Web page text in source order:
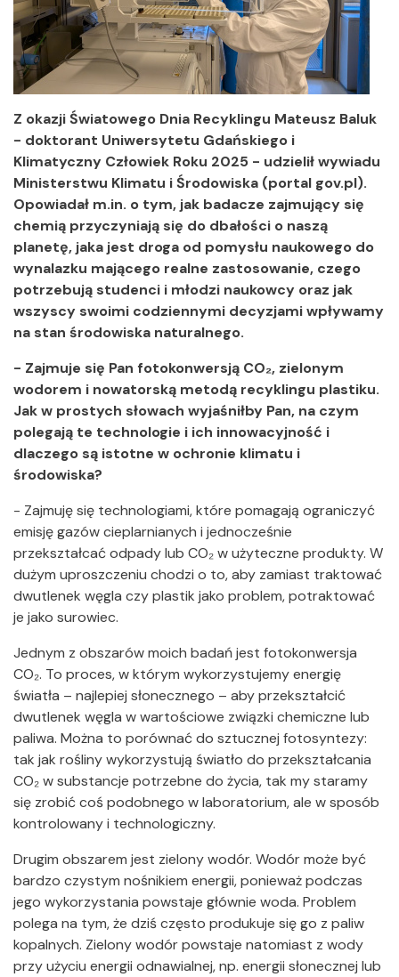
Z okazji Światowego Dnia Recyklingu Mateusz Baluk
- doktorant Uniwersytetu Gdańskiego i
Klimatyczny Człowiek Roku 2025 - udzielił wywiadu
Ministerstwu Klimatu i Środowiska (portal gov.pl).
Opowiadał m.in. o tym, jak badacze zajmujący się
chemią przyczyniają się do dbałości o naszą
planetę, jaka jest droga od pomysłu naukowego do
wynalazku mającego realne zastosowanie, czego
potrzebują studenci i młodzi naukowcy oraz jak
wszyscy swoimi codziennymi decyzjami wpływamy
na stan środowiska naturalnego.
- Zajmuje się Pan fotokonwersją CO₂, zielonym
wodorem i nowatorską metodą recyklingu plastiku.
Jak w prostych słowach wyjaśniłby Pan, na czym
polegają te technologie i ich innowacyjność i
dlaczego są istotne w ochronie klimatu i
środowiska?
- Zajmuję się technologiami, które pomagają ograniczyć
emisję gazów cieplarnianych i jednocześnie
przekształcać odpady lub CO₂ w użyteczne produkty. W
dużym uproszczeniu chodzi o to, aby zamiast traktować
dwutlenek węgla czy plastik jako problem, potraktować
je jako surowiec.
Jednym z obszarów moich badań jest fotokonwersja
CO₂. To proces, w którym wykorzystujemy energię
światła – najlepiej słonecznego – aby przekształcić
dwutlenek węgla w wartościowe związki chemiczne lub
paliwa. Można to porównać do sztucznej fotosyntezy:
tak jak rośliny wykorzystują światło do przekształcania
CO₂ w substancje potrzebne do życia, tak my staramy
się zrobić coś podobnego w laboratorium, ale w sposób
kontrolowany i technologiczny.
Drugim obszarem jest zielony wodór. Wodór może być
bardzo czystym nośnikiem energii, ponieważ podczas
jego wykorzystania powstaje głównie woda. Problem
polega na tym, że dziś często produkuje się go z paliw
kopalnych. Zielony wodór powstaje natomiast z wody
przy użyciu energii odnawialnej, np. energii słonecznej lub